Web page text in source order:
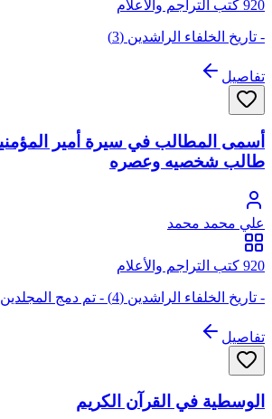
920 كتب التراجم والأعلام
- تاريخ الخلفاء الراشدين (3)
تفاصيل
أسمى المطالب في سيرة أمير
طالب شخصيه وعصره
علي محمد محمد
920 كتب التراجم والأعلام
- تاريخ الخلفاء الراشدين (4) - تم دمج المجلدين للتسلسل.
تفاصيل
الوسطية في القرآن الكريم